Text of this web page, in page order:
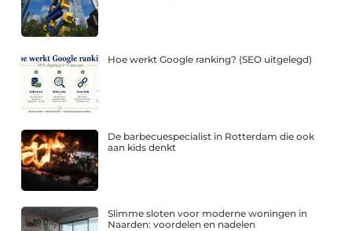
Hoe werkt Google ranking? (SEO uitgelegd)
De barbecuespecialist in Rotterdam die ook
aan kids denkt
Slimme sloten voor moderne woningen in
Naarden: voordelen en nadelen